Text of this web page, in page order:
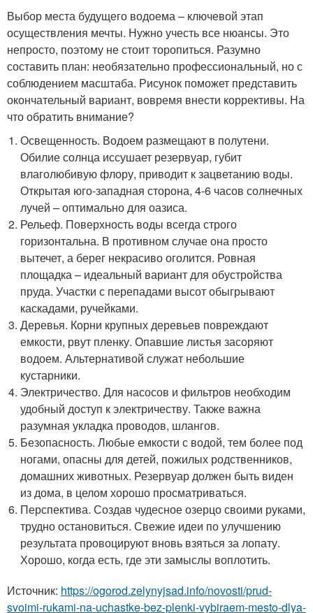
Выбор места будущего водоема – ключевой этап
осуществления мечты. Нужно учесть все нюансы. Это
непросто, поэтому не стоит торопиться. Разумно
составить план: необязательно профессиональный, но с
соблюдением масштаба. Рисунок поможет представить
окончательный вариант, вовремя внести коррективы. На
что обратить внимание?
Освещенность. Водоем размещают в полутени.
Обилие солнца иссушает резервуар, губит
влаголюбивую флору, приводит к зацветанию воды.
Открытая юго-западная сторона, 4-6 часов солнечных
лучей – оптимально для оазиса.
Рельеф. Поверхность воды всегда строго
горизонтальна. В противном случае она просто
вытечет, а берег некрасиво оголится. Ровная
площадка – идеальный вариант для обустройства
пруда. Участки с перепадами высот обыгрывают
каскадами, ручейками.
Деревья. Корни крупных деревьев повреждают
емкости, рвут пленку. Опавшие листья засоряют
водоем. Альтернативой служат небольшие
кустарники.
Электричество. Для насосов и фильтров необходим
удобный доступ к электричеству. Также важна
разумная укладка проводов, шлангов.
Безопасность. Любые емкости с водой, тем более под
ногами, опасны для детей, пожилых родственников,
домашних животных. Резервуар должен быть виден
из дома, в целом хорошо просматриваться.
Перспектива. Создав чудесное озерцо своими руками,
трудно остановиться. Свежие идеи по улучшению
результата провоцируют вновь взяться за лопату.
Хорошо, когда есть, где эти замыслы воплотить.
Источник: https://ogorod.zelynyjsad.info/novosti/prud-
svoimi-rukami-na-uchastke-bez-plenki-vybiraem-mesto-dlya-